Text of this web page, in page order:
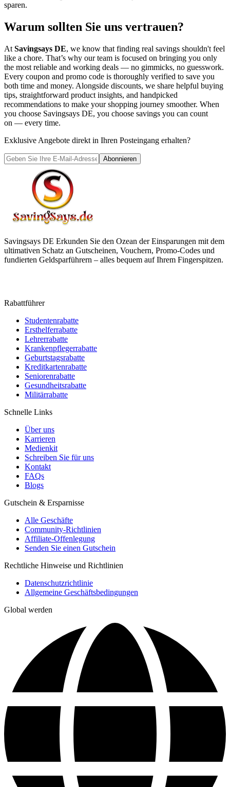
sparen.
Warum sollten Sie uns vertrauen?
At Savingsays DE, we know that finding real savings shouldn't feel
like a chore. That’s why our team is focused on bringing you only
the most reliable and working deals — no gimmicks, no guesswork.
Every coupon and promo code is thoroughly verified to save you
both time and money. Alongside discounts, we share helpful buying
tips, straightforward product insights, and handpicked
recommendations to make your shopping journey smoother. When
you choose Savingsays DE, you choose savings you can count
on — every time.
Exklusive Angebote direkt in Ihren Posteingang erhalten?
Abonnieren
Savingsays DE Erkunden Sie den Ozean der Einsparungen mit dem
ultimativen Schatz an Gutscheinen, Vouchern, Promo-Codes und
fundierten Geldsparführern – alles bequem auf Ihrem Fingerspitzen.
Rabattführer
Studentenrabatte
Ersthelferrabatte
Lehrerrabatte
Krankenpflegerrabatte
Geburtstagsrabatte
Kreditkartenrabatte
Seniorenrabatte
Gesundheitsrabatte
Militärrabatte
Schnelle Links
Über uns
Karrieren
Medienkit
Schreiben Sie für uns
Kontakt
FAQs
Blogs
Gutschein & Ersparnisse
Alle Geschäfte
Community-Richtlinien
Affiliate-Offenlegung
Senden Sie einen Gutschein
Rechtliche Hinweise und Richtlinien
Datenschutzrichtlinie
Allgemeine Geschäftsbedingungen
Global werden